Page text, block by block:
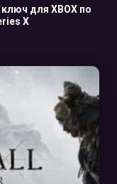
для XBOX по
X